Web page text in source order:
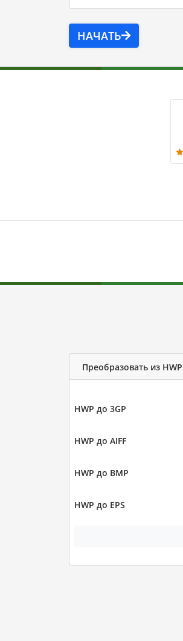
НАЧАТЬ
Преобразовать из HWP
HWP до 3GP
HWP до AIFF
HWP до BMP
HWP до EPS